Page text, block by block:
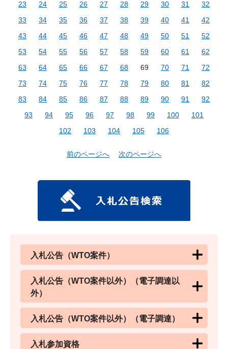
23
24 25 26 27 28 29 30 31
32
33
34 35 36 37 38 39 40 41
42
43
44 45 46 47 48 49 50 51
52
53
54 55 56 57 58 59 60 61
62
63
64 65 66 67 68 69 70 71
72
73
74 75 76 77 78 79 80 81
82
83
84 85 86 87 88 89 90 91
92
93
94 95 96 97 98 99 100
101
102
103 104 105 106
前のページへ 次のページへ
入札公告（WTO案件）
入札公告（WTO案件以外）（電子調達以
外）
入札公告（WTO案件以外）（電子調達）
入札参加資格